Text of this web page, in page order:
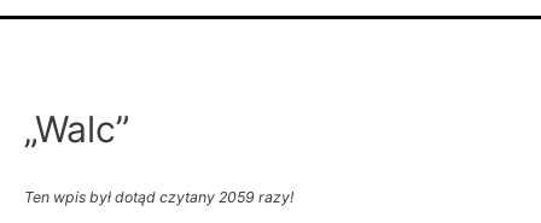
„Walc”
Ten wpis był dotąd czytany 2059 razy!